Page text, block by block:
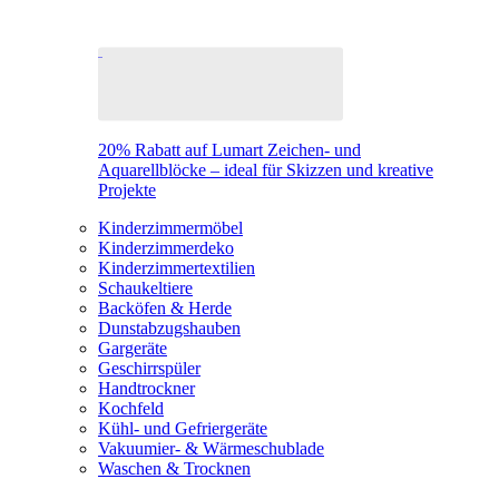
20% Rabatt auf Lumart Zeichen- und
Aquarellblöcke – ideal für Skizzen und kreative
Projekte
Kinderzimmermöbel
Kinderzimmerdeko
Kinderzimmertextilien
Schaukeltiere
Backöfen & Herde
Dunstabzugshauben
Gargeräte
Geschirrspüler
Handtrockner
Kochfeld
Kühl- und Gefriergeräte
Vakuumier- & Wärmeschublade
Waschen & Trocknen